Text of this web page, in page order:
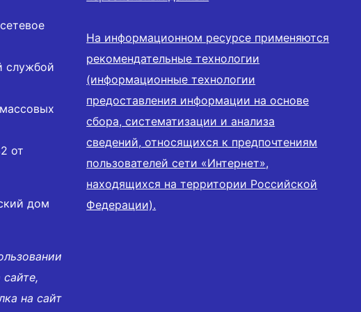
службой
от
дом
на сайт
На информационном ресурсе применяются
рекомендательные технологии
(информационные технологии
предоставления информации на основе
сбора, систематизации и анализа
сведений, относящихся к предпочтениям
пользователей сети «Интернет»,
находящихся на территории Российской
Федерации).